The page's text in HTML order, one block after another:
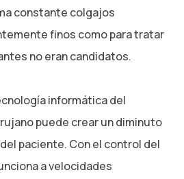
constante colgajos
finos como para tratar
no eran candidatos.
informática del
puede crear un diminuto
paciente. Con el control del
a velocidades